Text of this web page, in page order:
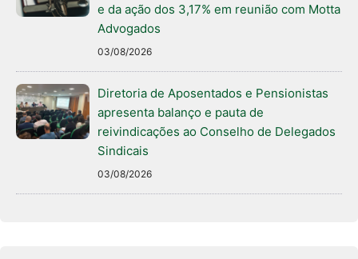
e da ação dos 3,17% em reunião com Motta
Advogados
03/08/2026
Diretoria de Aposentados e Pensionistas
apresenta balanço e pauta de
reivindicações ao Conselho de Delegados
Sindicais
03/08/2026